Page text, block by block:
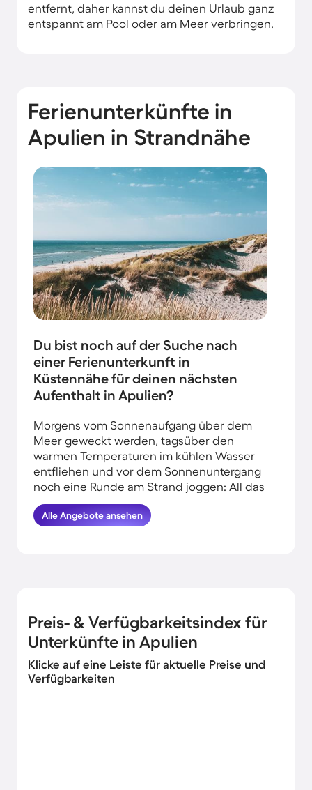
entfernt, daher kannst du deinen Urlaub ganz
entspannt am Pool oder am Meer verbringen.
Ferienunterkünfte in
Apulien in Strandnähe
Du bist noch auf der Suche nach
einer Ferienunterkunft in
Küstennähe für deinen nächsten
Aufenthalt in Apulien?
Morgens vom Sonnenaufgang über dem
Meer geweckt werden, tagsüber den
warmen Temperaturen im kühlen Wasser
entfliehen und vor dem Sonnenuntergang
noch eine Runde am Strand joggen: All das
kannst du erleben, wenn du deinen Urlaub
in Strandnähe in Apulien verbringst.
Alle Angebote ansehen
Preis- & Verfügbarkeitsindex für
Unterkünfte in Apulien
Klicke auf eine Leiste für aktuelle Preise und
Verfügbarkeiten